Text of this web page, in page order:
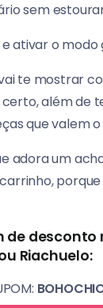
sem
ativar o modo
te mostrar
além de
que valem o
adora um
desconto
Riachuelo: